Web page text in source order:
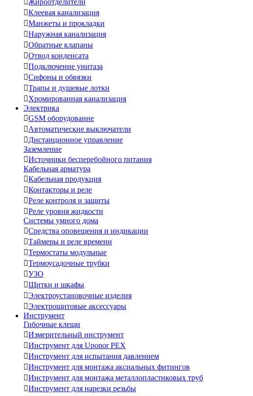
Жироотделители
Клеевая канализация
Манжеты и прокладки
Наружная канализация
Обратные клапаны
Отвод конденсата
Подключение унитаза
Сифоны и обвязки
Трапы и душевые лотки
Хромированная канализация
Электрика
GSM оборудование
Автоматические выключатели
Дистанционное управление
Заземление
Источники бесперебойного питания
Кабельная арматура
Кабельная продукция
Контакторы и реле
Реле контроля и защиты
Реле уровня жидкости
Системы умного дома
Средства оповещения и индикации
Таймеры и реле времени
Термостаты модульные
Термоусадочные трубки
УЗО
Щитки и шкафы
Электроустановочные изделия
Электрощитовые аксессуары
Инструмент
Гибочные клещи
Измерительный инструмент
Инструмент для Uponor PEX
Инструмент для испытания давлением
Инструмент для монтажа аксиальных фитингов
Инструмент для монтажа металлопластиковых труб
Инструмент для нарезки резьбы